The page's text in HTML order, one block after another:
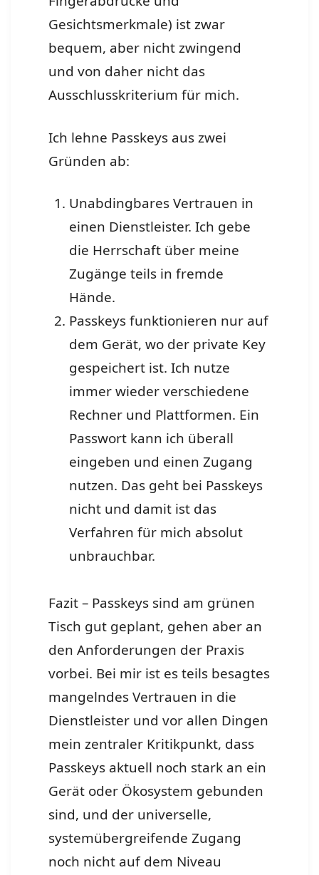
Gesichtsmerkmale) ist zwar
bequem, aber nicht zwingend
und von daher nicht das
Ausschlusskriterium für mich.
Ich lehne Passkeys aus zwei
Gründen ab:
Unabdingbares Vertrauen in
einen Dienstleister. Ich gebe
die Herrschaft über meine
Zugänge teils in fremde
Hände.
Passkeys funktionieren nur auf
dem Gerät, wo der private Key
gespeichert ist. Ich nutze
immer wieder verschiedene
Rechner und Plattformen. Ein
Passwort kann ich überall
eingeben und einen Zugang
nutzen. Das geht bei Passkeys
nicht und damit ist das
Verfahren für mich absolut
unbrauchbar.
Fazit – Passkeys sind am grünen
Tisch gut geplant, gehen aber an
den Anforderungen der Praxis
vorbei. Bei mir ist es teils besagtes
mangelndes Vertrauen in die
Dienstleister und vor allen Dingen
mein zentraler Kritikpunkt, dass
Passkeys aktuell noch stark an ein
Gerät oder Ökosystem gebunden
sind, und der universelle,
systemübergreifende Zugang
noch nicht auf dem Niveau